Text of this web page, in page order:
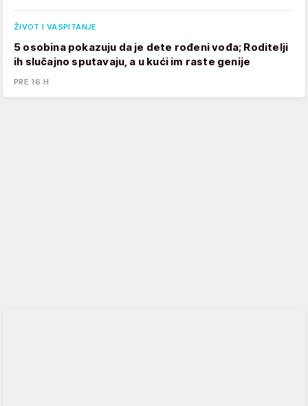
ŽIVOT I VASPITANJE
5 osobina pokazuju da je dete rođeni vođa; Roditelji
ih slučajno sputavaju, a u kući im raste genije
PRE 16 H